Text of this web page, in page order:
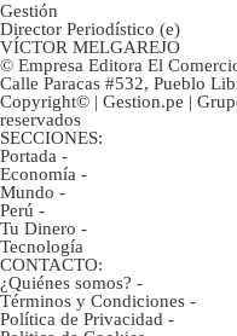
Gestión
Director Periodístico (e)
VÍCTOR MELGAREJO
© Empresa Editora El
Calle Paracas #532, Pueblo
Copyright© | Gestion.pe |
reservados
SECCIONES:
Portada -
Economía -
Mundo -
Perú -
Tu Dinero -
Tecnología
CONTACTO:
¿Quiénes somos? -
Términos y Condiciones -
Política de Privacidad -